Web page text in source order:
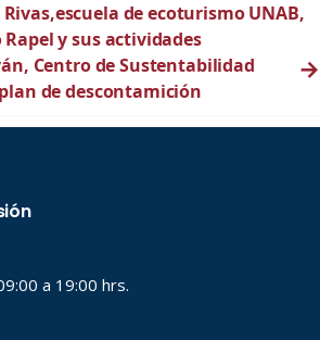
de ecoturismo UNAB,
y sus actividades
Centro de Sustentabilidad
de descontamición
→